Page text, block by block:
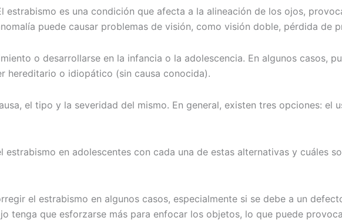
estrabismo es una condición que afecta a la alineación de los ojos,
puede causar problemas de visión, como visión doble, pérdida de
o desarrollarse en la infancia o la adolescencia. En algunos casos,
hereditario o idiopático (sin causa conocida).
el tipo y la severidad del mismo. En general, existen tres opciones: el
en adolescentes con cada una de estas alternativas y cuáles
el estrabismo en algunos casos, especialmente si se debe a un
tenga que esforzarse más para enfocar los objetos, lo que puede